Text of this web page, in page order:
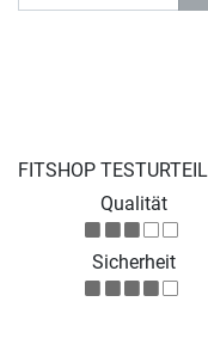
FITSHOP TESTURTEIL
Qualität
Sicherheit